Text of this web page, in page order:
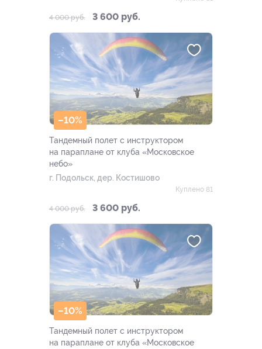
4 000 руб. 3 600 руб.
–10%
Тандемный полет с инструктором
на параплане от клуба «Московское
небо»
г. Подольск, дер. Костишово
4 000 руб. 3 600 руб.
Куплено 81
–10%
Тандемный полет с инструктором
на параплане от клуба «Московское